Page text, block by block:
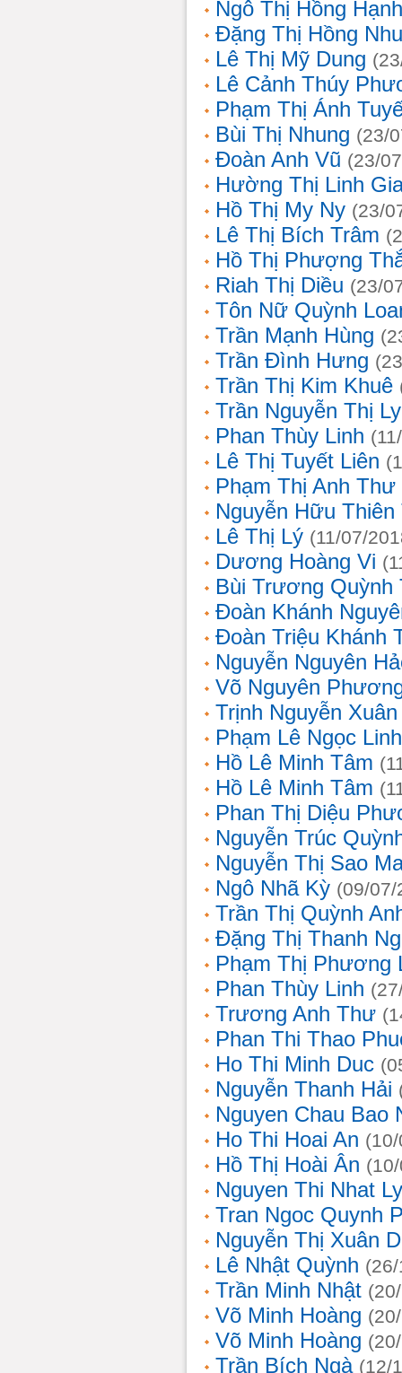
Ngô Thị Hồng Hạnh
Đặng Thị Hồng
Lê Thị Mỹ Dung
Lê Cảnh Thúy
Phạm Thị Ánh
Bùi Thị Nhung (23/
Đoàn Anh Vũ (23/
Hường Thị Linh
Hồ Thị My Ny (23/
Lê Thị Bích Trâm
Hồ Thị Phượng
Riah Thị Diều (23/
Tôn Nữ Quỳnh
Trần Mạnh Hùng
Trần Đình Hưng
Trần Thị Kim Khuê
Trần Nguyễn Thị
Phan Thùy Linh
Lê Thị Tuyết Liên
Phạm Thị Anh Thư
Nguyễn Hữu Thiên
Lê Thị Lý (11/07/
Dương Hoàng Vi
Bùi Trương Quỳnh
Đoàn Khánh
Đoàn Triệu Khánh
Nguyễn Nguyên
Võ Nguyên
Trịnh Nguyễn
Phạm Lê Ngọc Linh
Hồ Lê Minh Tâm
Hồ Lê Minh Tâm
Phan Thị Diệu
Nguyễn Trúc
Nguyễn Thị Sao
Ngô Nhã Kỳ (09/07/
Trần Thị Quỳnh
Đặng Thị Thanh
Phạm Thị Phương
Phan Thùy Linh
Trương Anh Thư
Phan Thi Thao
Ho Thi Minh Duc
Nguyễn Thanh Hải
Nguyen Chau Bao
Ho Thi Hoai An
Hồ Thị Hoài Ân
Nguyen Thi Nhat Ly
Tran Ngoc Quynh
Nguyễn Thị Xuân
Lê Nhật Quỳnh
Trần Minh Nhật
Võ Minh Hoàng
Võ Minh Hoàng
Trần Bích Ngà (12/